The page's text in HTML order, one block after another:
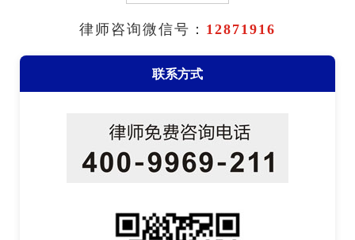
律师咨询微信号： 12871916
联系方式